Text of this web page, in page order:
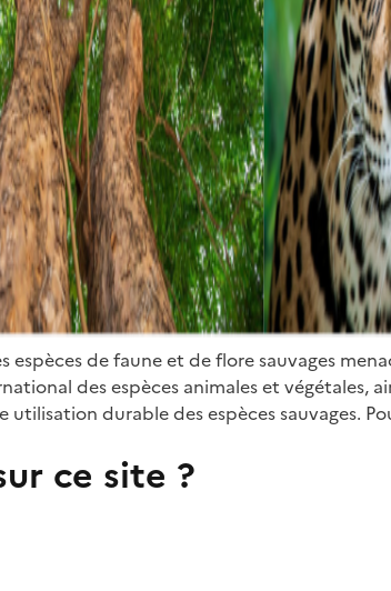
de faune et de flore sauvages
des espèces animales et végétales,
durable des espèces sauvages.
ce site ?